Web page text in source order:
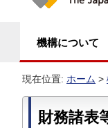
機構について
現在位置: ホーム >
財務諸表